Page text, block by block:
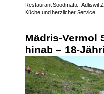
Restaurant Soodmatte, Adliswil
Küche und herzlicher Service
Mädris-Vermol
hinab – 18-